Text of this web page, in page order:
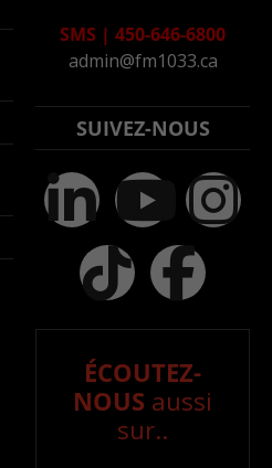
SMS | 450-646-6800
admin@fm1033.ca
SUIVEZ-NOUS
ÉCOUTEZ-
NOUS aussi
sur..